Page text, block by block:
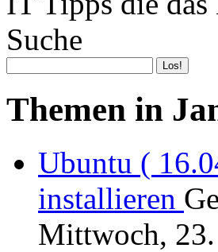
Suche
Themen in
Ubuntu (
installieren
Mittwoch, 23.